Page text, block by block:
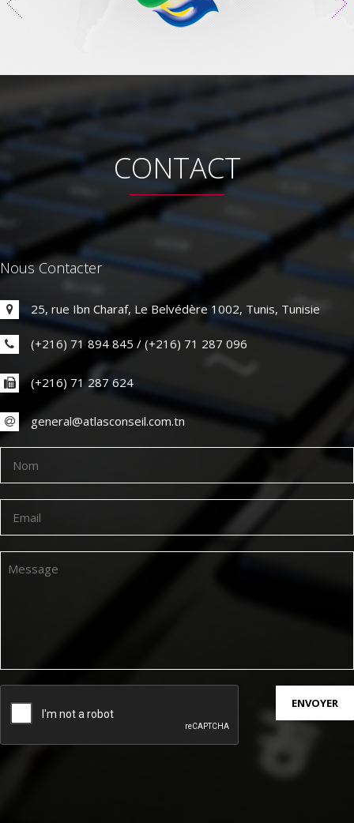
CONTACT
Nous Contacter
25, rue Ibn Charaf, Le Belvédère 1002, Tunis, Tunisie
(+216) 71 894 845 / (+216) 71 287 096
(+216) 71 287 624
general@atlasconseil.com.tn